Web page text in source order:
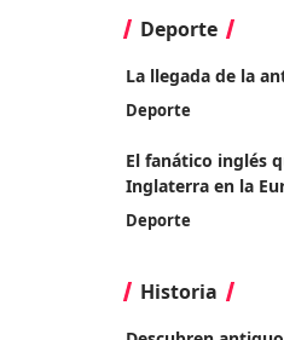
Deporte
La llegada de la
Deporte
El fanático inglés
Inglaterra en la
Deporte
Historia